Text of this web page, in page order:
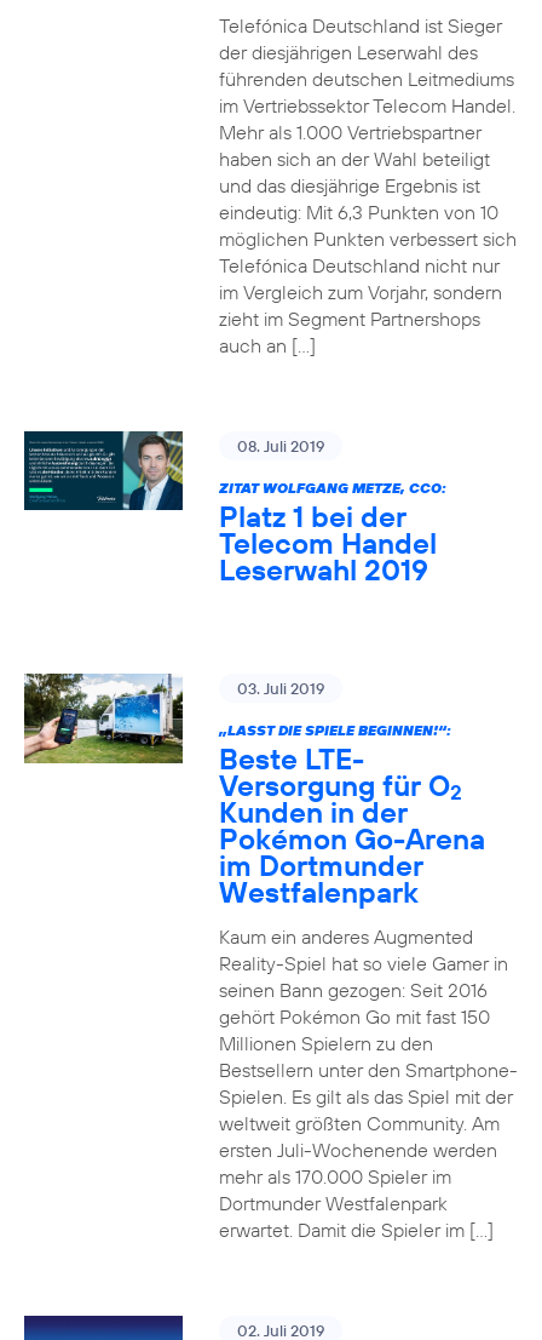
Telefónica Deutschland ist Sieger
der diesjährigen Leserwahl des
führenden deutschen Leitmediums
im Vertriebssektor Telecom Handel.
Mehr als 1.000 Vertriebspartner
haben sich an der Wahl beteiligt
und das diesjährige Ergebnis ist
eindeutig: Mit 6,3 Punkten von 10
möglichen Punkten verbessert sich
Telefónica Deutschland nicht nur
im Vergleich zum Vorjahr, sondern
zieht im Segment Partnershops
auch an […]
08. Juli 2019
ZITAT WOLFGANG METZE, CCO:
Platz 1 bei der
Telecom Handel
Leserwahl 2019
03. Juli 2019
„LASST DIE SPIELE BEGINNEN!“:
Beste LTE-
Versorgung für O2
Kunden in der
Pokémon Go-Arena
im Dortmunder
Westfalenpark
Kaum ein anderes Augmented
Reality-Spiel hat so viele Gamer in
seinen Bann gezogen: Seit 2016
gehört Pokémon Go mit fast 150
Millionen Spielern zu den
Bestsellern unter den Smartphone-
Spielen. Es gilt als das Spiel mit der
weltweit größten Community. Am
ersten Juli-Wochenende werden
mehr als 170.000 Spieler im
Dortmunder Westfalenpark
erwartet. Damit die Spieler im […]
02. Juli 2019